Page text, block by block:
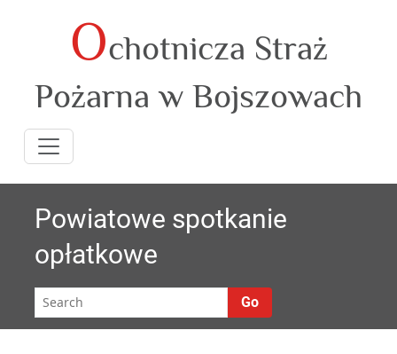
Ochotnicza Straż
Pożarna w Bojszowach
Powiatowe spotkanie
opłatkowe
Go